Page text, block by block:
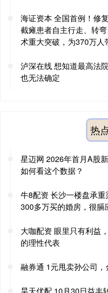
海证资本 全国首例！修
截瘫患者自主行走、转
术重大突破，为370万人
泸深在线 想知道最高法
也无法确定
热
星迈网 2026年首月A股
如何看这个数据？
牛8配资 长沙一楼盘承重
300多万买的婚房，很膈
大咖配资 眼里只有利益
的理性代表
融券通 1元甩卖孙公司，
昊天优配 10月30日益丰